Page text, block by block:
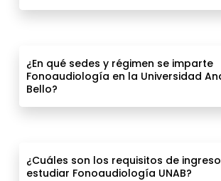
¿En qué sedes y régimen se imparte
Fonoaudiología en la Universidad
Bello?
¿Cuáles son los requisitos de
estudiar Fonoaudiología UNAB?